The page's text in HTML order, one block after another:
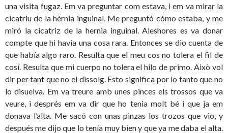
una visita fugaz. Em va preguntar com estava, i em va mirar la
cicatriu de la hèrnia inguinal. Me preguntó cómo estaba, y me
miró la cicatriz de la hernia inguinal. Aleshores es va donar
compte que hi havia una cosa rara. Entonces se dio cuenta de
que había algo raro. Resulta que el meu cos no tolera el fil de
cosí. Resulta que mi cuerpo no tolera el hilo de primo. Això vol
dir per tant que no el dissolg. Esto significa por lo tanto que no
lo disuelva. Em va treure amb unes pinces els trossos que va
veure, i després em va dir que ho tenia molt bé i que ja em
donava l’alta. Me sacó con unas pinzas los trozos que vio, y
después me dijo que lo tenía muy bien y que ya me daba el alta.